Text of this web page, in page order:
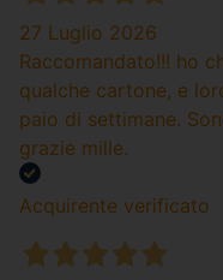
27 Luglio 2026
Raccomandato!!! ho
qualche cartone, e
paio di settimane.
grazie mille.
Acquirente verificato